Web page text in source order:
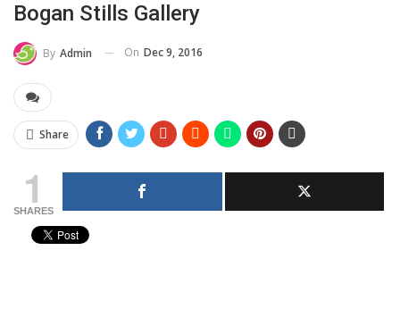
Bogan Stills Gallery
By Admin On Dec 9, 2016
Share
1
SHARES